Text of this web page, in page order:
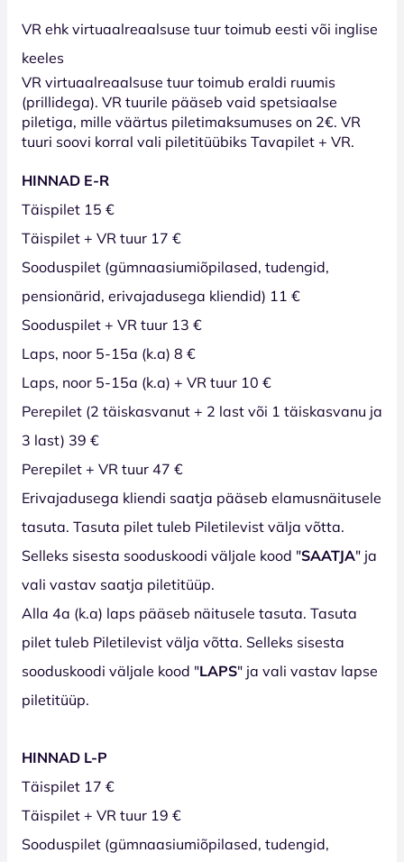
VR ehk virtuaalreaalsuse tuur toimub eesti või inglise
keeles
VR virtuaalreaalsuse tuur toimub eraldi ruumis
(prillidega). VR tuurile pääseb vaid spetsiaalse
piletiga, mille väärtus piletimaksumuses on 2€. VR
tuuri soovi korral vali piletitüübiks Tavapilet + VR.
HINNAD E-R
Täispilet 15 €
Täispilet + VR tuur 17 €
Sooduspilet (gümnaasiumiõpilased, tudengid,
pensionärid, erivajadusega kliendid) 11 €
Sooduspilet + VR tuur 13 €
Laps, noor 5-15a (k.a) 8 €
Laps, noor 5-15a (k.a) + VR tuur 10 €
Perepilet (2 täiskasvanut + 2 last või 1 täiskasvanu ja
3 last) 39 €
Perepilet + VR tuur 47 €
Erivajadusega kliendi saatja pääseb elamusnäitusele
tasuta. Tasuta pilet tuleb Piletilevist välja võtta.
Selleks sisesta sooduskoodi väljale kood "SAATJA" ja
vali vastav saatja piletitüüp.
Alla 4a (k.a) laps pääseb näitusele tasuta. Tasuta
pilet tuleb Piletilevist välja võtta. Selleks sisesta
sooduskoodi väljale kood "LAPS" ja vali vastav lapse
piletitüüp.
HINNAD L-P
Täispilet 17 €
Täispilet + VR tuur 19 €
Sooduspilet (gümnaasiumiõpilased, tudengid,